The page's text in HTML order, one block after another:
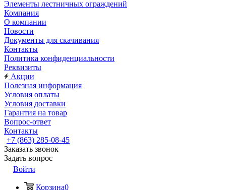
Элементы лестничных ограждений
Компания
О компании
Новости
Документы для скачивания
Контакты
Политика конфиденциальности
Реквизиты
Акции
Полезная информация
Условия оплаты
Условия доставки
Гарантия на товар
Вопрос-ответ
Контакты
+7 (863) 285-08-45
Заказать звонок
Задать вопрос
Войти
Корзина0